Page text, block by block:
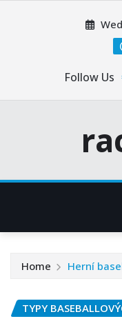
Follow Us
Home Herní
TYPY